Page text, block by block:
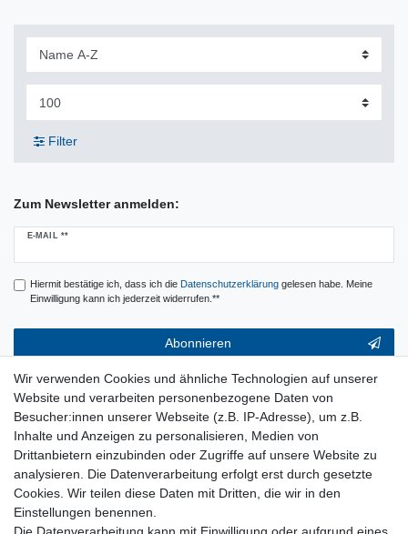
Filter
Zum Newsletter anmelden:
E-MAIL **
Newsletter
Hiermit bestätige ich, dass ich die Daten­schutz­erklärunggelesen habe. Meine
Einwilligung kann ich jederzeit widerrufen.**
Abonnieren
** Hierbei handelt es sich um ein Pflichtfeld.
Service & Hilfe
Kontakt
Warenkorb
Zur Kasse
Nützliches
Newsletter abmelden
Wir verwenden Cookies und ähnliche Technologien auf unserer
Website und verarbeiten personenbezogene Daten von
Besucher:innen unserer Webseite (z.B. IP-Adresse), um z.B.
Inhalte und Anzeigen zu personalisieren, Medien von
Drittanbietern einzubinden oder Zugriffe auf unsere Website zu
analysieren. Die Datenverarbeitung erfolgt erst durch gesetzte
Cookies. Wir teilen diese Daten mit Dritten, die wir in den
Einstellungen benennen.